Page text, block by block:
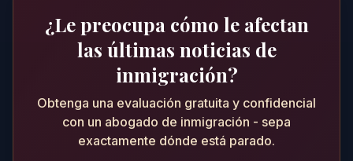
¿Le preocupa cómo le afectan
las últimas noticias de
inmigración?
Obtenga una evaluación gratuita y confidencial
con un abogado de inmigración - sepa
exactamente dónde está parado.